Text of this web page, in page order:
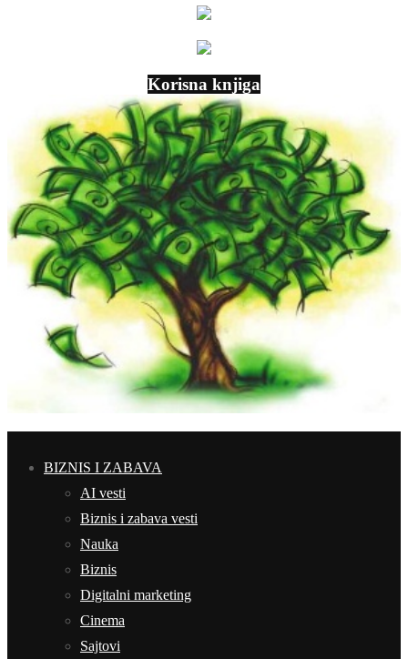
Korisna knjiga
BIZNIS I ZABAVA
AI vesti
Biznis i zabava vesti
Nauka
Biznis
Digitalni marketing
Cinema
Sajtovi